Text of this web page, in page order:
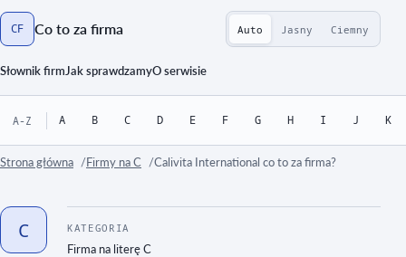
CF Co to za firma
Strona główna
Słownik firmJak sprawdzamyO serwisie
Auto Jasny Ciemny
A-Z A B C D E F G H I J K
Strona główna Firmy na C Calivita International co to za firma?
C KATEGORIA
Firma na literęC